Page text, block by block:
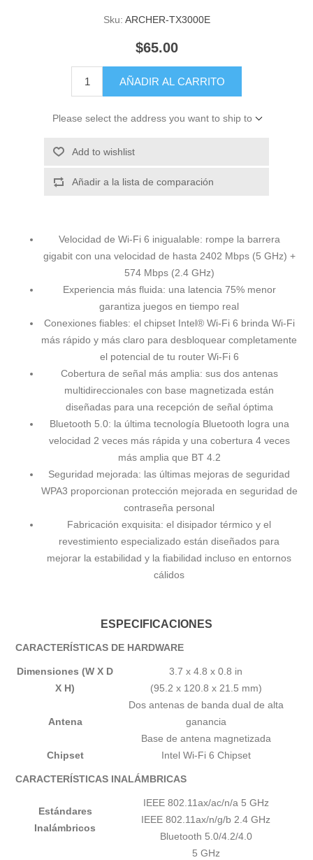
Sku: ARCHER-TX3000E
$65.00
AÑADIR AL CARRITO
Please select the address you want to ship to
Add to wishlist
Añadir a la lista de comparación
Velocidad de Wi-Fi 6 inigualable: rompe la barrera
gigabit con una velocidad de hasta 2402 Mbps (5 GHz) +
574 Mbps (2.4 GHz)
Experiencia más fluida: una latencia 75% menor
garantiza juegos en tiempo real
Conexiones fiables: el chipset Intel® Wi-Fi 6 brinda Wi-Fi
más rápido y más claro para desbloquear completamente
el potencial de tu router Wi-Fi 6
Cobertura de señal más amplia: sus dos antenas
multidireccionales con base magnetizada están
diseñadas para una recepción de señal óptima
Bluetooth 5.0: la última tecnología Bluetooth logra una
velocidad 2 veces más rápida y una cobertura 4 veces
más amplia que BT 4.2
Seguridad mejorada: las últimas mejoras de seguridad
WPA3 proporcionan protección mejorada en seguridad de
contraseña personal
Fabricación exquisita: el disipador térmico y el
revestimiento especializado están diseñados para
mejorar la estabilidad y la fiabilidad incluso en entornos
cálidos
ESPECIFICACIONES
CARACTERÍSTICAS DE HARDWARE
Dimensiones (W X D
X H)
3.7 x 4.8 x 0.8 in
(95.2 x 120.8 x 21.5 mm)
Antena
Dos antenas de banda dual de alta
ganancia
Base de antena magnetizada
Chipset
Intel Wi-Fi 6 Chipset
CARACTERÍSTICAS INALÁMBRICAS
Estándares
Inalámbricos
IEEE 802.11ax/ac/n/a 5 GHz
IEEE 802.11ax/n/g/b 2.4 GHz
Bluetooth 5.0/4.2/4.0
5 GHz